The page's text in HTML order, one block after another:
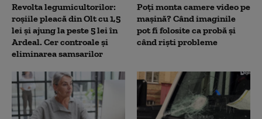
Revolta legumicultorilor:
roșiile pleacă din Olt cu 1,5
lei și ajung la peste 5 lei în
Ardeal. Cer controale și
eliminarea samsarilor
Poți monta camere video pe
mașină? Când imaginile
pot fi folosite ca probă și
când riști probleme